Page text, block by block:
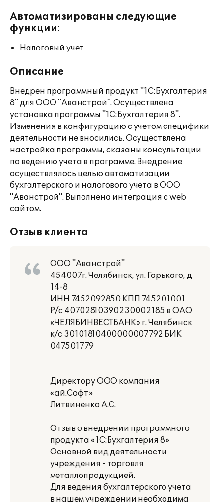
Автоматизированы следующие
функции:
Налоговый учет
Описание
Внедрен программный продукт "1С:Бухгалтерия
8" для ООО "Аванстрой". Осуществлена
установка программы "1С:Бухгалтерия 8".
Изменения в конфигурацию с учетом специфики
деятельности не вносились. Осуществлена
настройка программы, оказаны консультации
по ведению учета в программе. Внедрение
осуществлялось целью автоматизации
бухгалтерского и налогового учета в ООО
"Аванстрой". Выполнена интеграция с web
сайтом.
Отзыв клиента
ООО "Аванстрой"
454007г. Челябинск, ул. Горького, д
14-8
ИНН 7452092850 КПП 745201001
Р/с 40702810390230002185 в ОАО
«ЧЕЛЯБИНВЕСТБАНК» г. Челябинск
к/с 30101810400000007792 БИК
047501779
Директору ООО компания
«ай.Софт»
Литвиненко А.С.
Отзыв о внедрении программного
продукта «1С:Бухгалтерия 8»
Основной вид деятельности
учреждения - торговля
металлопродукцией.
Для ведения бухгалтерского учета
в нашем учреждении необходима